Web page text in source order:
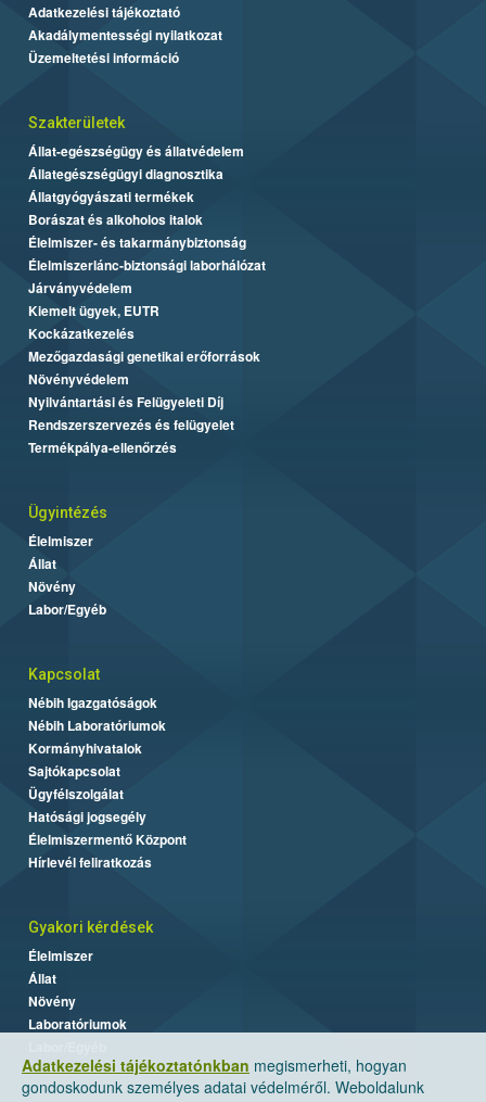
Adatkezelési tájékoztatónkban megismerheti, hogyan
gondoskodunk személyes adatai védelméről. Weboldalunk
Adatkezelési tájékoztató
Akadálymentességi nyilatkozat
Üzemeltetési információ
Szakterületek
Állat-egészségügy és állatvédelem
Állategészségügyi diagnosztika
Állatgyógyászati termékek
Borászat és alkoholos italok
Élelmiszer- és takarmánybiztonság
Élelmiszerlánc-biztonsági laborhálózat
Járványvédelem
Kiemelt ügyek, EUTR
Kockázatkezelés
Mezőgazdasági genetikai erőforrások
Növényvédelem
Nyilvántartási és Felügyeleti Díj
Rendszerszervezés és felügyelet
Termékpálya-ellenőrzés
Ügyintézés
Élelmiszer
Állat
Növény
Labor/Egyéb
Kapcsolat
Nébih Igazgatóságok
Nébih Laboratóriumok
Kormányhivatalok
Sajtókapcsolat
Ügyfélszolgálat
Hatósági jogsegély
Élelmiszermentő Központ
Hírlevél feliratkozás
Gyakori kérdések
Élelmiszer
Állat
Növény
Laboratóriumok